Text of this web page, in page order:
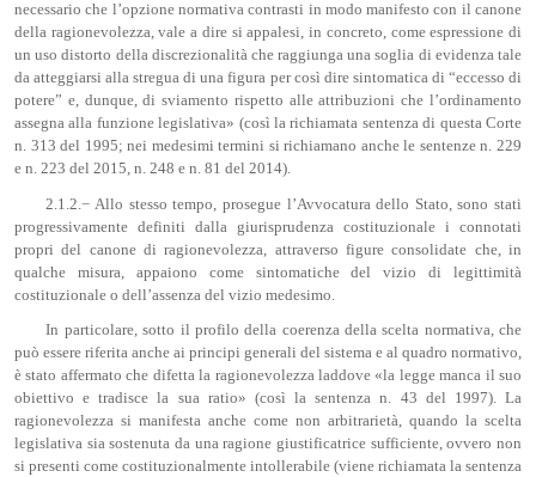
necessario che l’opzione normativa contrasti in modo manifesto con il canone
della ragionevolezza, vale a dire si appalesi, in concreto, come espressione di
un uso distorto della discrezionalità che raggiunga una soglia di evidenza tale
da atteggiarsi alla stregua di una figura per così dire sintomatica di “eccesso di
potere” e, dunque, di sviamento rispetto alle attribuzioni che l’ordinamento
assegna alla funzione legislativa» (così la richiamata sentenza di questa Corte
n. 313 del 1995; nei medesimi termini si richiamano anche le sentenze n. 229
e n. 223 del 2015, n. 248 e n. 81 del 2014).
2.1.2.− Allo stesso tempo, prosegue l’Avvocatura dello Stato, sono stati
progressivamente definiti dalla giurisprudenza costituzionale i connotati
propri del canone di ragionevolezza, attraverso figure consolidate che, in
qualche misura, appaiono come sintomatiche del vizio di legittimità
costituzionale o dell’assenza del vizio medesimo.
In particolare, sotto il profilo della coerenza della scelta normativa, che
può essere riferita anche ai principi generali del sistema e al quadro normativo,
è stato affermato che difetta la ragionevolezza laddove «la legge manca il suo
obiettivo e tradisce la sua ratio» (così la sentenza n. 43 del 1997). La
ragionevolezza si manifesta anche come non arbitrarietà, quando la scelta
legislativa sia sostenuta da una ragione giustificatrice sufficiente, ovvero non
si presenti come costituzionalmente intollerabile (viene richiamata la sentenza